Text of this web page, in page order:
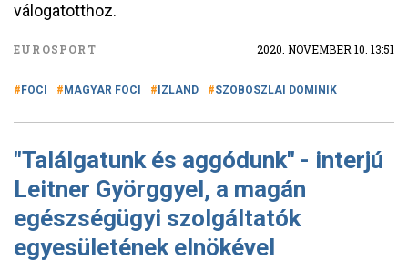
válogatotthoz.
EUROSPORT 2020. NOVEMBER 10. 13:51
FOCI MAGYAR FOCI IZLAND SZOBOSZLAI DOMINIK
"Találgatunk és aggódunk" - interjú
Leitner Györggyel, a magán
egészségügyi szolgáltatók
egyesületének elnökével